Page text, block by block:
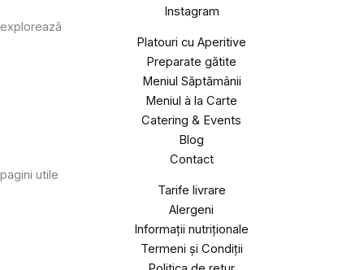
Instagram
explorează
Platouri cu Aperitive
Preparate gătite
Meniul Săptămânii
Meniul à la Carte
Catering & Events
Blog
Contact
pagini utile
Tarife livrare
Alergeni
Informații nutriționale
Termeni și Condiții